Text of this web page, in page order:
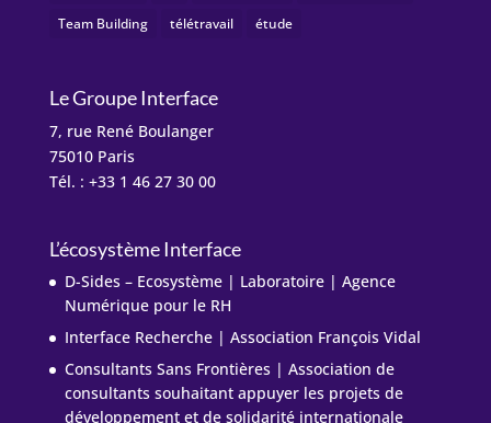
Team Building
télétravail étude
Le Groupe Interface
7, rue René Boulanger
75010 Paris
Tél. : +33 1 46 27 30 00
L’écosystème Interface
D-Sides – Ecosystème | Laboratoire | Agence
Numérique pour le RH
Interface Recherche | Association François Vidal
Consultants Sans Frontières | Association de
consultants souhaitant appuyer les projets de
développement et de solidarité internationale